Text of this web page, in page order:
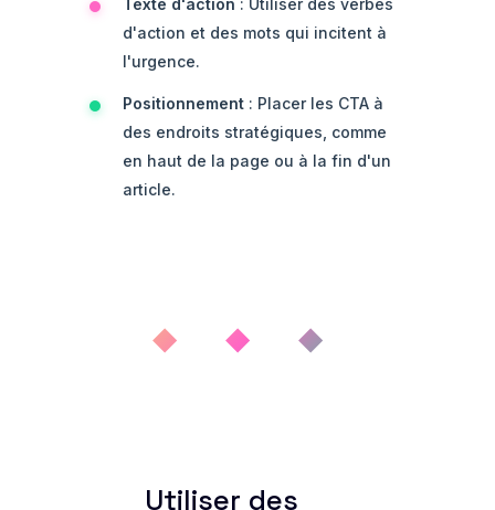
Texte d'action : Utiliser des verbes
d'action et des mots qui incitent à
l'urgence.
Positionnement: Placer les CTA à
des endroits stratégiques, comme
en haut de la page ou à la fin d'un
article.
◆ ◆ ◆
Utiliser des